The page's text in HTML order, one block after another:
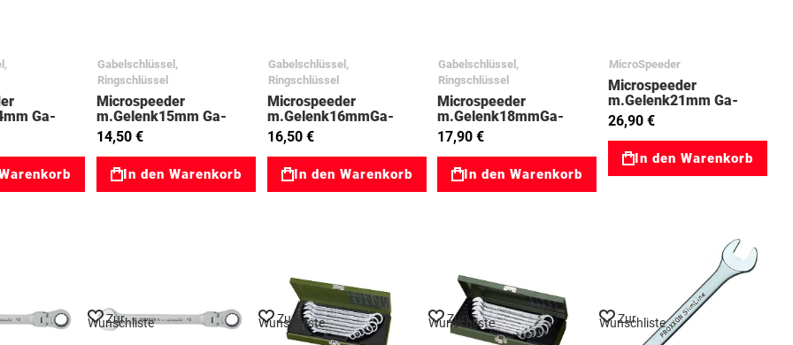
Ga-
Gabelschlüssel,
Ringschlüssel
Microspeeder
m.Gelenk15mm Ga-
Ringratsche 03023052
14,50 €
In den Warenkorb
Gabelschlüssel,
Ringschlüssel
Microspeeder
m.Gelenk16mmGa-
Ringratsche 03023053
16,50 €
In den Warenkorb
Gabelschlüssel,
Ringschlüssel
Microspeeder
m.Gelenk18mmGa-
Ringratsche
17,90 €
In den Warenkorb
MicroSpeeder
Microspeeder
m.Gelenk21mm Ga-
Ringratsche 03023058
26,90 €
In den Warenkorb
Zur
Wunschliste Zur
Wunschliste Zur
Wunschliste Zur
Wunschliste